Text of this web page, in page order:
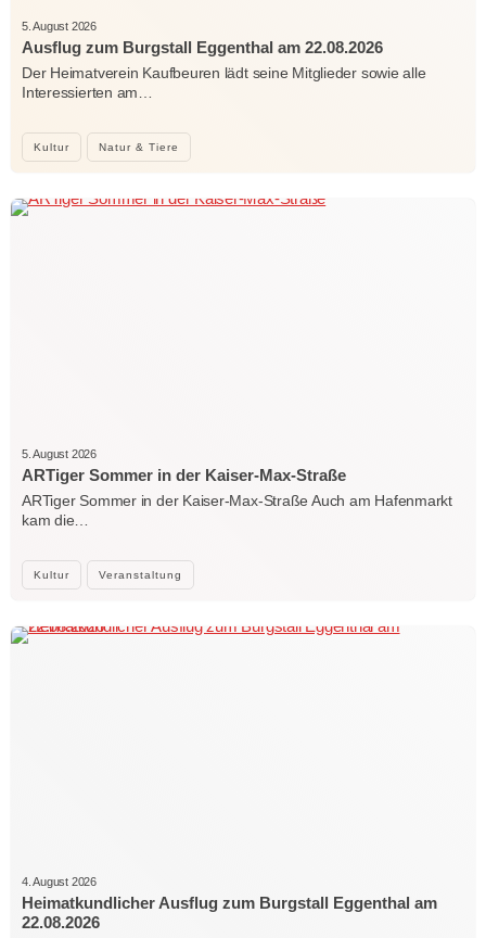
Kultur Natur & Tiere
5. August 2026
Ausflug zum Burgstall Eggenthal am 22.08.2026
Der Heimatverein Kaufbeuren lädt seine Mitglieder sowie alle
Interessierten am…
Kultur Veranstaltung
5. August 2026
ARTiger Sommer in der Kaiser-Max-Straße
ARTiger Sommer in der Kaiser-Max-Straße Auch am Hafenmarkt
kam die…
4. August 2026
Heimatkundlicher Ausflug zum Burgstall Eggenthal am
22.08.2026